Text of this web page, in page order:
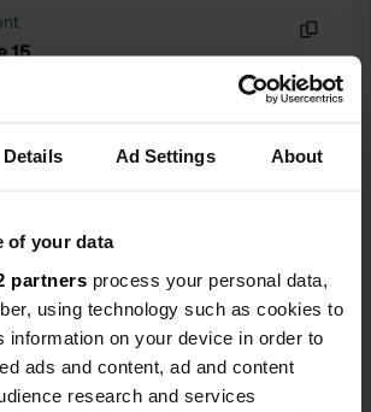
Details Ad Settings About
of your data
partners process your personal data,
using technology such as cookies to
information on your device in order to
ads and content, ad and content
research and services
15
Copie
N 14° 51' 56" E
Copie
coordonnées PRO+